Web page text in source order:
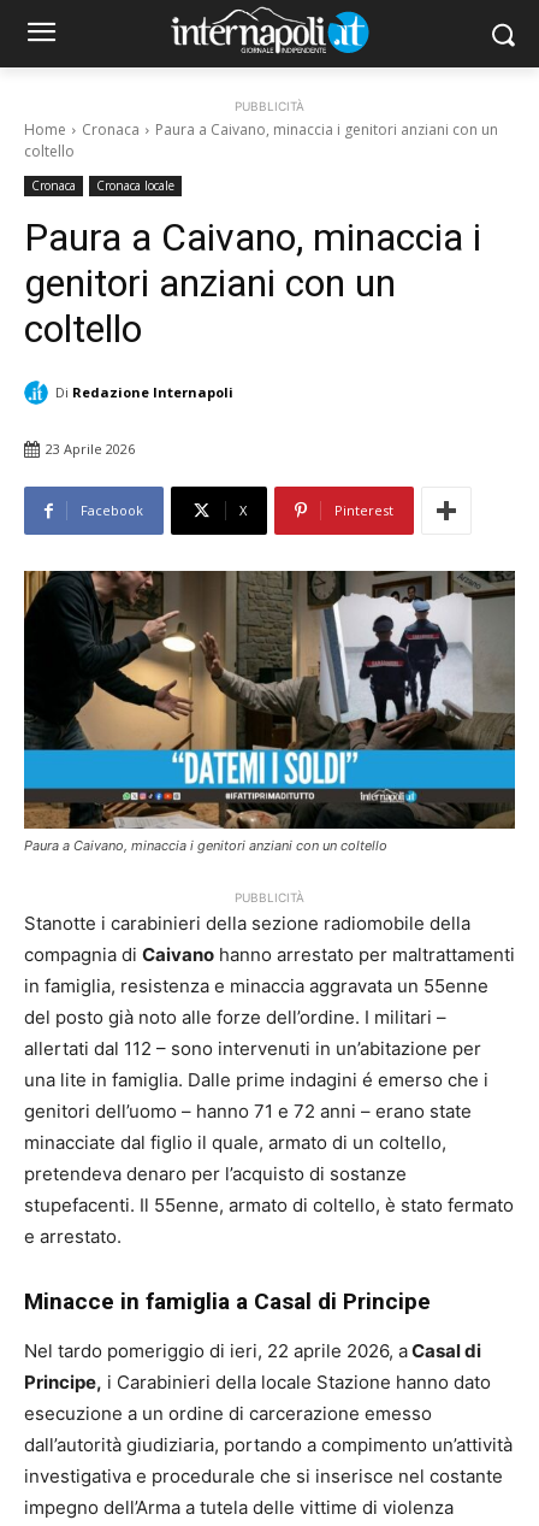
PUBBLICITÀ
Home Cronaca
Paura a Caivano, minaccia i genitori anziani con un
coltello
Cronaca Cronaca locale
Paura a Caivano, minaccia i
genitori anziani con un
coltello
Di Redazione Internapoli
23 Aprile 2026
Facebook X Pinterest
Paura a Caivano, minaccia i genitori anziani con un coltello
PUBBLICITÀ
Stanotte i carabinieri della sezione radiomobile della
compagnia di Caivano hanno arrestato per maltrattamenti
in famiglia, resistenza e minaccia aggravata un 55enne
del posto già noto alle forze dell’ordine. I militari –
allertati dal 112 – sono intervenuti in un’abitazione per
una lite in famiglia. Dalle prime indagini é emerso che i
genitori dell’uomo – hanno 71 e 72 anni – erano state
minacciate dal figlio il quale, armato di un coltello,
pretendeva denaro per l’acquisto di sostanze
stupefacenti. Il 55enne, armato di coltello, è stato fermato
e arrestato.
Minacce in famiglia a Casal di Principe
Nel tardo pomeriggio di ieri, 22 aprile 2026, aCasal di
Principe, i Carabinieri della locale Stazione hanno dato
esecuzione a un ordine di carcerazione emesso
dall’autorità giudiziaria, portando a compimento un’attività
investigativa e procedurale che si inserisce nel costante
impegno dell’Arma a tutela delle vittime di violenza